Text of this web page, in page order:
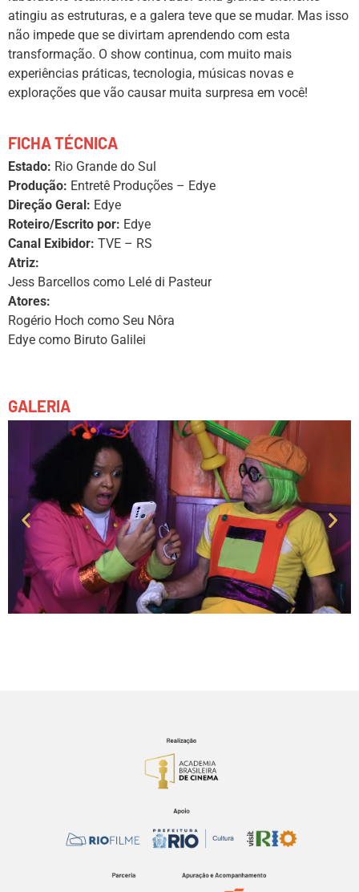
atingiu as estruturas, e a galera teve que se mudar. Mas isso
não impede que se divirtam aprendendo com esta
transformação. O show continua, com muito mais
experiências práticas, tecnologia, músicas novas e
explorações que vão causar muita surpresa em você!
FICHA TÉCNICA
Estado: Rio Grande do Sul
Produção: Entretê Produções – Edye
Direção Geral: Edye
Roteiro/Escrito por: Edye
Canal Exibidor: TVE – RS
Atriz:
Jess Barcellos como Lelé di Pasteur
Atores:
Rogério Hoch como Seu Nôra
Edye como Biruto Galilei
GALERIA